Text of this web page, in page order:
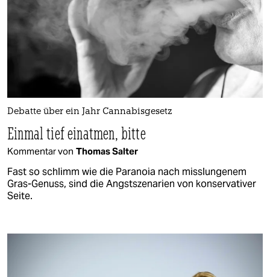
Debatte über ein Jahr Cannabisgesetz
Einmal tief einatmen, bitte
Kommentar von Thomas Salter
Fast so schlimm wie die Paranoia nach misslungenem
Gras-Genuss, sind die Angstszenarien von konservativer
Seite.